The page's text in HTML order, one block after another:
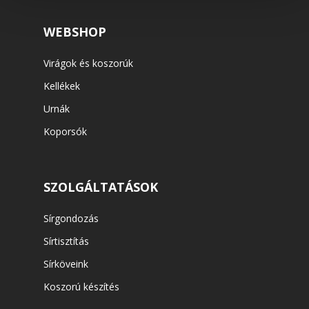
WEBSHOP
Virágok és koszorúk
Kellékek
Urnák
Koporsók
SZOLGÁLTATÁSOK
Sírgondozás
Sírtisztítás
Sírköveink
Koszorú készítés